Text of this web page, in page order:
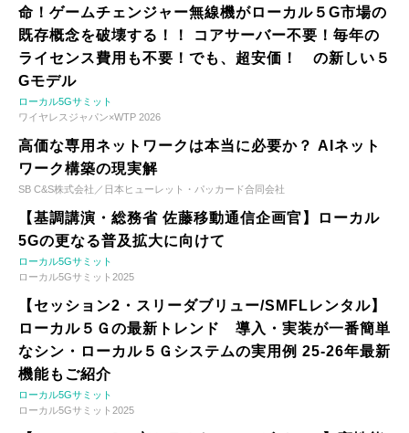
命！ゲームチェンジャー無線機がローカル５G市場の
既存概念を破壊する！！ コアサーバー不要！毎年の
ライセンス費用も不要！でも、超安価！ の新しい５
Gモデル
ローカル5Gサミット
ワイヤレスジャパン×WTP 2026
高価な専用ネットワークは本当に必要か？ AIネット
ワーク構築の現実解
SB C&S株式会社／日本ヒューレット・パッカード合同会社
【基調講演・総務省 佐藤移動通信企画官】ローカル
5Gの更なる普及拡大に向けて
ローカル5Gサミット
ローカル5Gサミット2025
【セッション2・スリーダブリュー/SMFLレンタル】
ローカル５Ｇの最新トレンド 導入・実装が一番簡単
なシン・ローカル５Ｇシステムの実用例 25-26年最新
機能もご紹介
ローカル5Gサミット
ローカル5Gサミット2025